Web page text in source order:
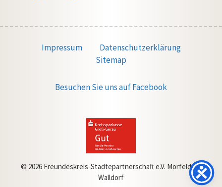
Impressum
Datenschutzerklärung
Sitemap
Besuchen Sie uns auf Facebook
© 2026 Freundeskreis-Städtepartnerschaft e.V. Mörfelden-
Walldorf